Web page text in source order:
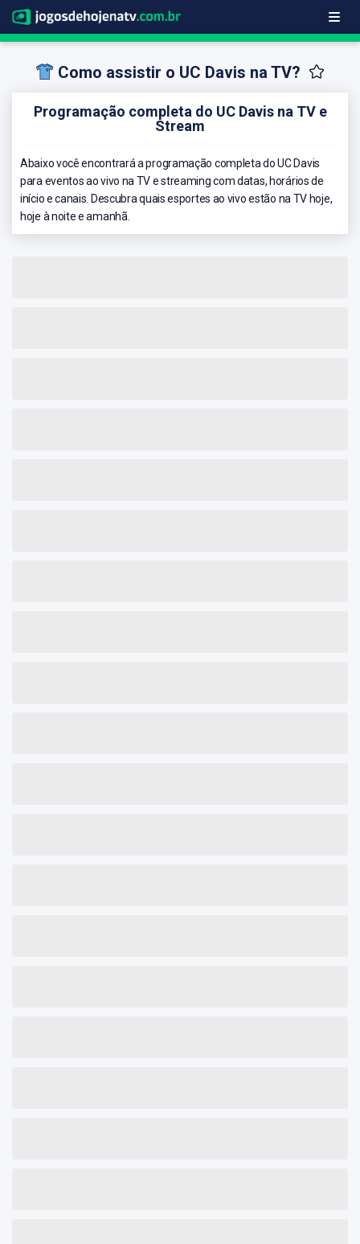
Como assistir o UC Davis na TV?
Programação completa do UC Davis na TV e
Stream
Abaixo você encontrará a programação completa do UC Davis
para eventos ao vivo na TV e streaming com datas, horários de
início e canais. Descubra quais esportes ao vivo estão na TV hoje,
hoje à noite e amanhã.